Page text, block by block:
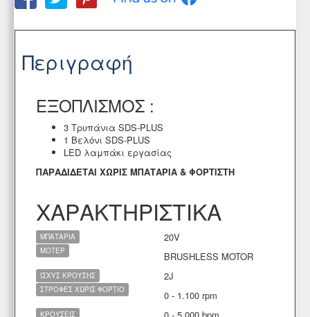
Περιγραφή
ΕΞΟΠΛΙΣΜΟΣ :
3 Τρυπάνια SDS-PLUS
1 Βελόνι SDS-PLUS
LED λαμπάκι εργασίας
ΠΑΡΑΔΙΔΕΤΑΙ ΧΩΡΙΣ ΜΠΑΤΑΡΙΑ & ΦΟΡΤΙΣΤΗ
ΧΑΡΑΚΤΗΡΙΣΤΙΚΑ
ΜΠΑΤΑΡΙΑ 20V
ΜΟΤΕΡ BRUSHLESS MOTOR
ΙΣΧΥΣ ΚΡΟΥΣΗΣ 2J
ΣΤΡΟΦΕΣ ΧΩΡΙΣ ΦΟΡΤΙΟ 0 - 1.100 rpm
ΚΡΟΥΣΕΙΣ 0 - 5.000 bpm